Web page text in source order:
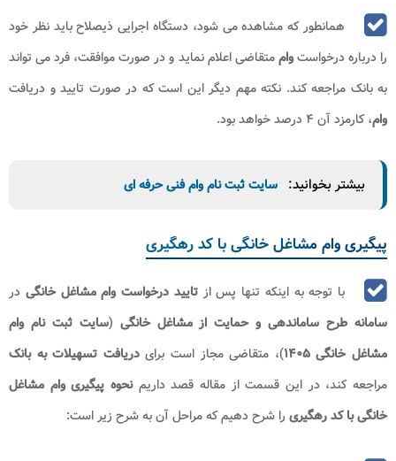
همانطور که مشاهده می شود، دستگاه اجرایی ذیصلاح باید نظر خود
را درباره درخواستواممتقاضی اعلام نماید و در صورت موافقت، فرد می تواند
به بانک مراجعه کند. نکته مهم دیگر این است که در صورت تایید و دریافت
وام، کارمزد آن ۴ درصد خواهد بود.
بیشتر بخوانید: سایت ثبت نام وام فنی حرفه ای
پیگیری وام مشاغل خانگی با کد رهگیری
با توجه به اینکه تنها پس از تایید درخواست وام مشاغل خانگی در
سامانه طرح ساماندهی و حمایت از مشاغل خانگی (سایت ثبت نام وام
مشاغل خانگی۱۴۰۵)، متقاضی مجاز است برایدریافت تسهیلات به بانک
مراجعه کند، در این قسمت از مقاله قصد داریمنحوه پیگیری وام مشاغل
خانگی با کد رهگیری را شرح دهیم که مراحل آن به شرح زیر است: